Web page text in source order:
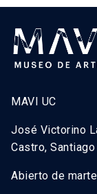
MAVI UC
José Victorino
Castro,
Abierto de